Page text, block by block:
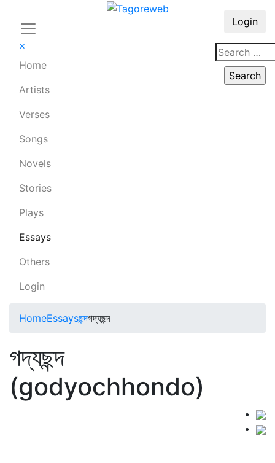
×
Home
Artists
Verses
Songs
Novels
Stories
Plays
Essays
Others
Login
Login
HomeEssaysছন্দগদ্যছন্দ
গদ্যছন্দ
(godyochhondo)